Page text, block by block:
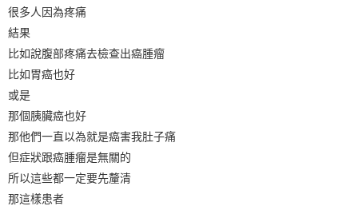
很多人因為疼痛
結果
比如說腹部疼痛去檢查出癌腫瘤
比如胃癌也好
或是
那個胰臟癌也好
那他們一直以為就是癌害我肚子痛
但症狀跟癌腫瘤是無關的
所以這些都一定要先釐清
那這樣患者